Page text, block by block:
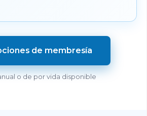
de membresía
o de por vida disponible